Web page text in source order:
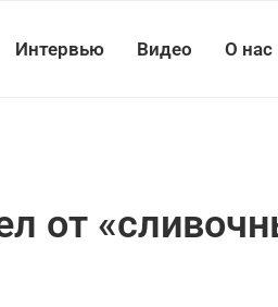
Интервью Видео О нас
от